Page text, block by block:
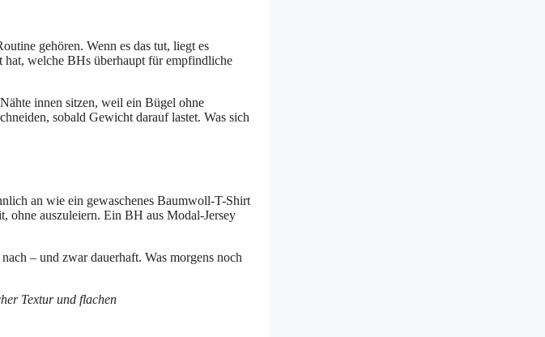
gehören. Wenn es das tut, liegt es
hat, welche BHs überhaupt für empfindliche
innen sitzen, weil ein Bügel ohne
sobald Gewicht darauf lastet. Was sich
an wie ein gewaschenes Baumwoll-T-Shirt
ohne auszuleiern. Ein BH aus Modal-Jersey
– und zwar dauerhaft. Was morgens noch